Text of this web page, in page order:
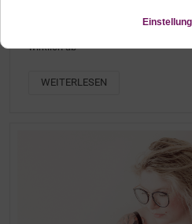
wirklich ab
WEITERLESEN